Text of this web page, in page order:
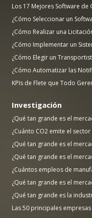
Los 17 Mejores Software
¿Cómo Seleccionar un
¿Cómo Realizar una
¿Cómo Implementar un
¿Cómo Elegir un
¿Cómo Automatizar las
KPIs de Flete que Todo
Investigación
¿Qué tan grande es el
¿Cuánto CO2 emite el
¿Qué tan grande es el
¿Qué tan grande es el
¿Cuántos empleos de
¿Qué tan grande es el
¿Qué tan grande es la
Las 50 principales